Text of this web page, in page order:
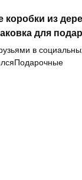
коробки из
для
в